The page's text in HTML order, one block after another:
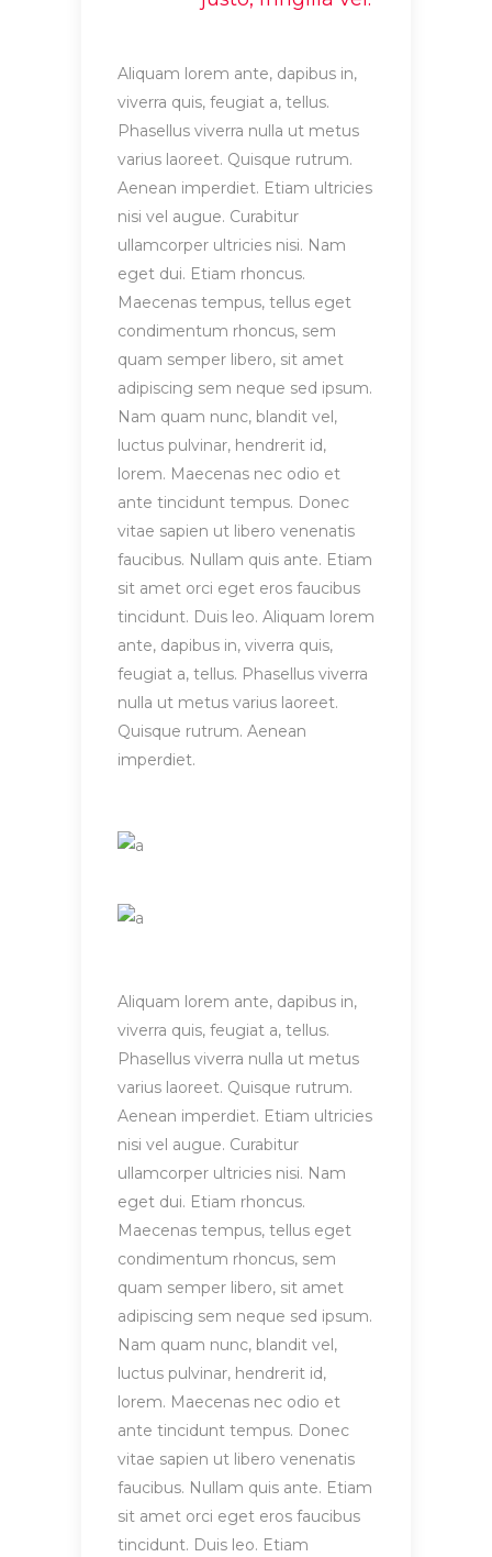
Aliquam lorem ante, dapibus in,
viverra quis, feugiat a, tellus.
Phasellus viverra nulla ut metus
varius laoreet. Quisque rutrum.
Aenean imperdiet. Etiam ultricies
nisi vel augue. Curabitur
ullamcorper ultricies nisi. Nam
eget dui. Etiam rhoncus.
Maecenas tempus, tellus eget
condimentum rhoncus, sem
quam semper libero, sit amet
adipiscing sem neque sed ipsum.
Nam quam nunc, blandit vel,
luctus pulvinar, hendrerit id,
lorem. Maecenas nec odio et
ante tincidunt tempus. Donec
vitae sapien ut libero venenatis
faucibus. Nullam quis ante. Etiam
sit amet orci eget eros faucibus
tincidunt. Duis leo. Aliquam lorem
ante, dapibus in, viverra quis,
feugiat a, tellus. Phasellus viverra
nulla ut metus varius laoreet.
Quisque rutrum. Aenean
imperdiet.
Aliquam lorem ante, dapibus in,
viverra quis, feugiat a, tellus.
Phasellus viverra nulla ut metus
varius laoreet. Quisque rutrum.
Aenean imperdiet. Etiam ultricies
nisi vel augue. Curabitur
ullamcorper ultricies nisi. Nam
eget dui. Etiam rhoncus.
Maecenas tempus, tellus eget
condimentum rhoncus, sem
quam semper libero, sit amet
adipiscing sem neque sed ipsum.
Nam quam nunc, blandit vel,
luctus pulvinar, hendrerit id,
lorem. Maecenas nec odio et
ante tincidunt tempus. Donec
vitae sapien ut libero venenatis
faucibus. Nullam quis ante. Etiam
sit amet orci eget eros faucibus
tincidunt. Duis leo. Etiam